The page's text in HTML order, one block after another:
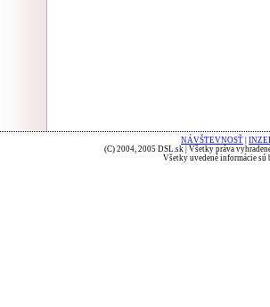
NÁVŠTEVNOSŤ
(C) 2004, 2005 DSL.sk | Všetky práva
Všetky uvedené informácie sú